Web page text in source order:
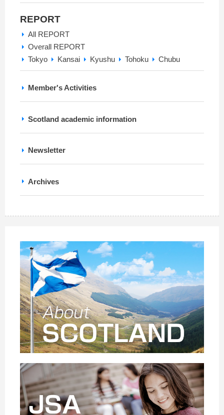
REPORT
All REPORT
Overall REPORT
Tokyo
Kansai Kyushu Tohoku Chubu
Member's Activities
Scotland academic information
Newsletter
Archives